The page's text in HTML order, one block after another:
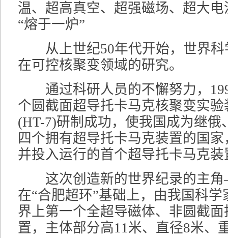
温、超高真空、超强磁场、超大
“熔于一炉”
从上世纪50年代开始，世界科
在可控核聚变领域的研究。
通过科研人员的不懈努力，
个圆截面超导托卡马克核聚变实验
(HT-7)研制成功，使我国成为继俄
四个拥有超导托卡马克装置的国
并投入运行的首个超导托卡马克装
这次创造新的世界纪录的主
在“合肥超环”基础上，由我国科
界上第一个全超导磁体、非圆截
置，主体部分高11米、直径8米、